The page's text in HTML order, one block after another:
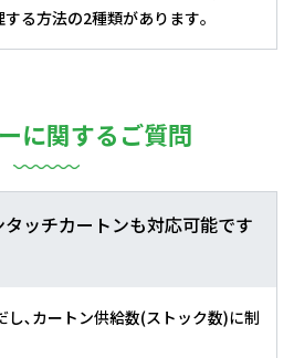
る方法の2種類があります｡
に関するご質問
タッチカートンも対応可能です
し､カートン供給数(ストック数)に制